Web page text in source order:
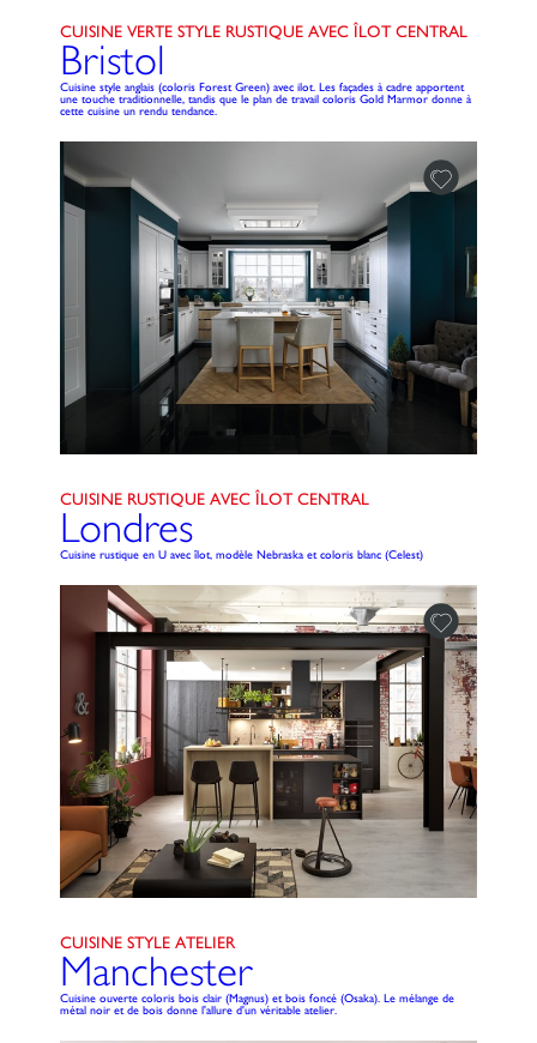
CUISINE VERTE STYLE RUSTIQUE AVEC ÎLOT CENTRAL
Bristol
Cuisine style anglais (coloris Forest Green) avec ilot. Les façades à cadre apportent
une touche traditionnelle, tandis que le plan de travail coloris Gold Marmor donne à
cette cuisine un rendu tendance.
CUISINE RUSTIQUE AVEC ÎLOT CENTRAL
Londres
Cuisine rustique en U avec îlot, modèle Nebraska et coloris blanc (Celest)
CUISINE STYLE ATELIER
Manchester
Cuisine ouverte coloris bois clair (Magnus) et bois foncé (Osaka). Le mélange de
métal noir et de bois donne l'allure d'un véritable atelier.